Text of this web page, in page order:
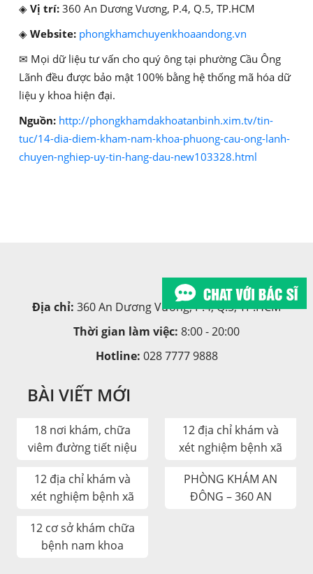
◈ Vị trí: 360 An Dương Vương, P.4, Q.5, TP.HCM
◈ Website: phongkhamchuyenkhoaandong.vn
✉ Mọi dữ liệu tư vấn cho quý ông tại phường Cầu Ông
Lãnh đều được bảo mật 100% bằng hệ thống mã hóa dữ
liệu y khoa hiện đại.
Nguồn: http://phongkhamdakhoatanbinh.xim.tv/tin-
tuc/14-dia-diem-kham-nam-khoa-phuong-cau-ong-lanh-
chuyen-nghiep-uy-tin-hang-dau-new103328.html
Địa chỉ: 360 An Dương Vương, P.4, Q.5, TP.HCM
Thời gian làm việc: 8:00 - 20:00
Hotline: 028 7777 9888
BÀI VIẾT MỚI
18 nơi khám, chữa
viêm đường tiết niệu
12 địa chỉ khám và
xét nghiệm bệnh xã
tại TP.HCM
12 địa chỉ khám và
xét nghiệm bệnh xã
tại TP.HCM
PHÒNG KHÁM AN
ĐÔNG – 360 AN
12 cơ sở khám chữa
bệnh nam khoa